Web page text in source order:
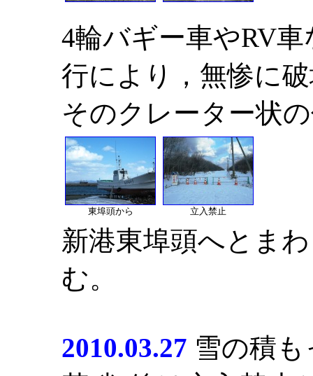
4輪バギー車やRV
行により，無惨に
そのクレーター状
東埠頭から 立入禁止
新港東埠頭へとま
む。
2010.03.27 雪の積